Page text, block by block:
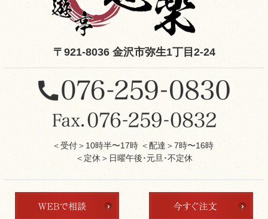
〒921-8036 金沢市弥生1丁目2-24
＜受付＞10時半〜17時 ＜配達＞7時〜16時
＜定休＞日曜午後･元旦･不定休